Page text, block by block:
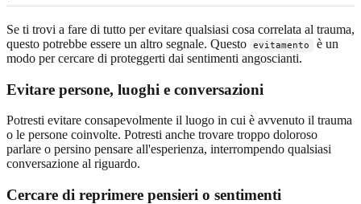
Se ti trovi a fare di tutto per evitare qualsiasi cosa correlata al trauma,
questo potrebbe essere un altro segnale. Questo
evitamento
è un
modo per cercare di proteggerti dai sentimenti angoscianti.
Evitare persone, luoghi e conversazioni
Potresti evitare consapevolmente il luogo in cui è avvenuto il trauma
o le persone coinvolte. Potresti anche trovare troppo doloroso
parlare o persino pensare all'esperienza, interrompendo qualsiasi
conversazione al riguardo.
Cercare di reprimere pensieri o sentimenti